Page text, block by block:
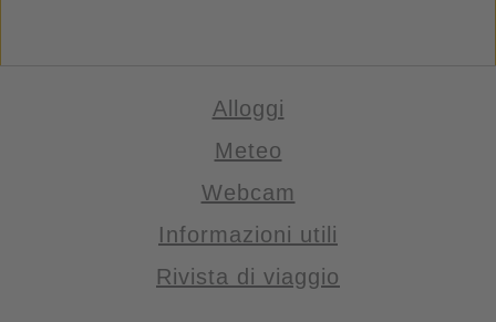
Alloggi
Meteo
Webcam
Informazioni utili
Rivista di viaggio